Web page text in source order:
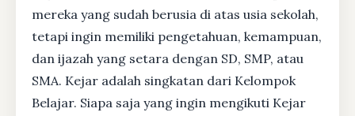
mereka yang sudah berusia di atas usia sekolah,
tetapi ingin memiliki pengetahuan, kemampuan,
dan ijazah yang setara dengan SD, SMP, atau
SMA. Kejar adalah singkatan dari Kelompok
Belajar. Siapa saja yang ingin mengikuti Kejar